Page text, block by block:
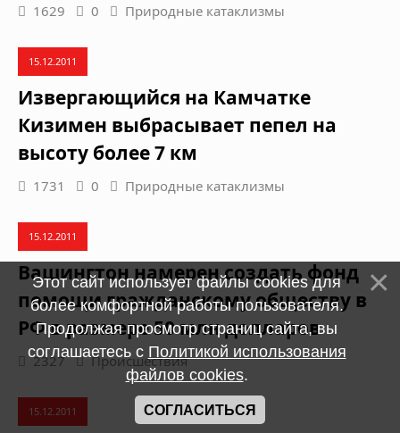
1629 0 Природные катаклизмы
15.12.2011
Извергающийся на Камчатке
Кизимен выбрасывает пепел на
высоту более 7 км
1731 0 Природные катаклизмы
15.12.2011
Вашингтон намерен создать фонд
помощи гражданскому обществу в
РФ в размере 50 млн долларов
2327 Происшествия
15.12.2011
Этот сайт использует файлы cookies для
более комфортной работы пользователя.
Продолжая просмотр страниц сайта, вы
соглашаетесь с Политикой использования
файлов cookies.
СОГЛАСИТЬСЯ